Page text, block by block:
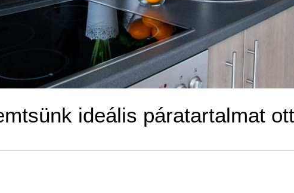
ideális páratartalmat